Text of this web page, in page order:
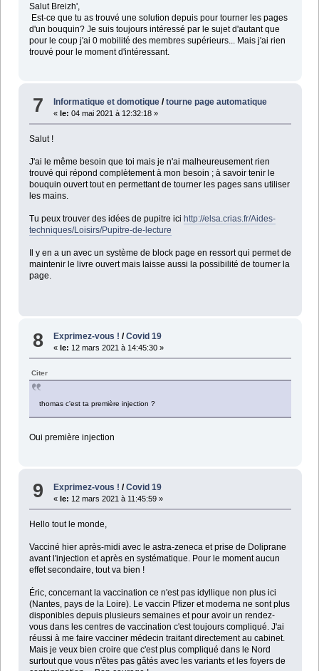
Salut Breizh',
Est-ce que tu as trouvé une solution depuis pour tourner les pages
d'un bouquin? Je suis toujours intéressé par le sujet d'autant que
pour le coup j'ai 0 mobilité des membres supérieurs... Mais j'ai rien
trouvé pour le moment d'intéressant.
7 Informatique et domotique /tourne page automatique
«le: 04 mai 2021 à 12:32:18 »
Salut !
J'ai le même besoin que toi mais je n'ai malheureusement rien
trouvé qui répond complètement à mon besoin ; à savoir tenir le
bouquin ouvert tout en permettant de tourner les pages sans utiliser
les mains.
Tu peux trouver des idées de pupitre ici http://elsa.crias.fr/Aides-
techniques/Loisirs/Pupitre-de-lecture
Il y en a un avec un système de block page en ressort qui permet de
maintenir le livre ouvert mais laisse aussi la possibilité de tourner la
page.
8 Exprimez-vous ! /Covid 19
«le: 12 mars 2021 à 14:45:30 »
Citer
thomas c'est ta première injection ?
Oui première injection
9 Exprimez-vous ! /Covid 19
«le: 12 mars 2021 à 11:45:59 »
Hello tout le monde,
Vacciné hier après-midi avec le astra-zeneca et prise de Doliprane
avant l'injection et après en systématique. Pour le moment aucun
effet secondaire, tout va bien !
Éric, concernant la vaccination ce n'est pas idyllique non plus ici
(Nantes, pays de la Loire). Le vaccin Pfizer et moderna ne sont plus
disponibles depuis plusieurs semaines et pour avoir un rendez-
vous dans les centres de vaccination c'est toujours compliqué. J'ai
réussi à me faire vacciner médecin traitant directement au cabinet.
Mais je veux bien croire que c'est plus compliqué dans le Nord
surtout que vous n'êtes pas gâtés avec les variants et les foyers de